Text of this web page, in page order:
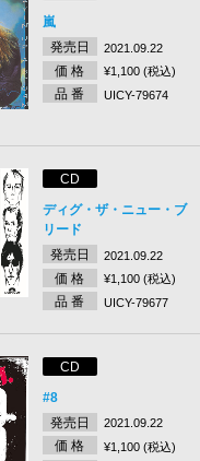
嵐
発売日
2021.09.22
価 格 ¥1,100 (税込)
品 番 UICY-79674
CD
ディグ・ザ・ニュー・ブ
リード
発売日
2021.09.22
価 格 ¥1,100 (税込)
品 番 UICY-79677
CD
#8
発売日
2021.09.22
価 格 ¥1,100 (税込)